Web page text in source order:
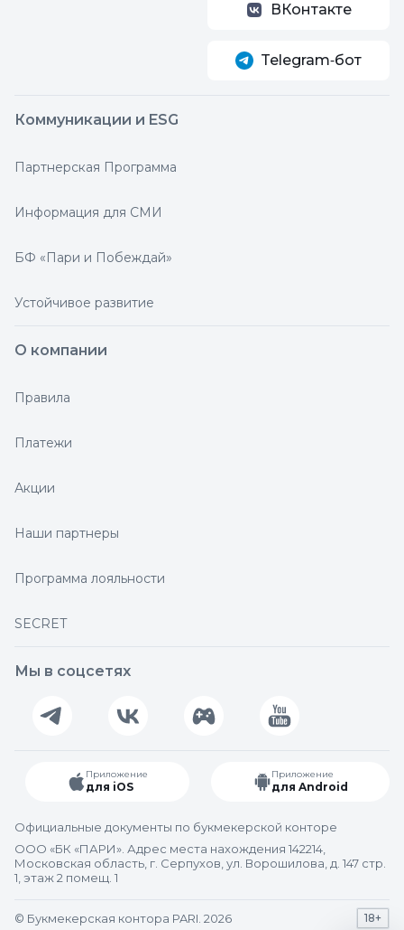
ВКонтакте
Telegram‑бот
Коммуникации и ESG
Партнерская Программа
Информация для СМИ
БФ «Пари и Побеждай»
Устойчивое развитие
О компании
Правила
Платежи
Акции
Наши партнеры
Программа лояльности
SECRET
Мы в соцсетях
Приложение
для iOS
Приложение
для Android
Официальные документы по букмекерской конторе
ООО «БК «ПАРИ». Адрес места нахождения 142214,
Московская область, г. Серпухов, ул. Ворошилова, д. 147 стр.
1, этаж 2 помещ. 1
© Букмекерская контора PARI. 2026 18+